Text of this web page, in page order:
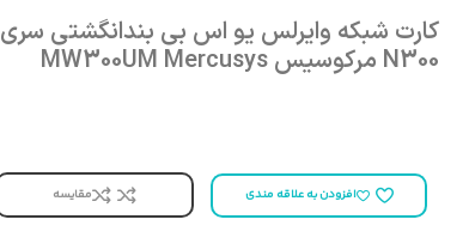
کارت شبکه وایرلس یو اس بی بندانگشتی سری
N300 مرکوسیس MW300UM Mercusys
افزودن به علاقه مندی مقایسه